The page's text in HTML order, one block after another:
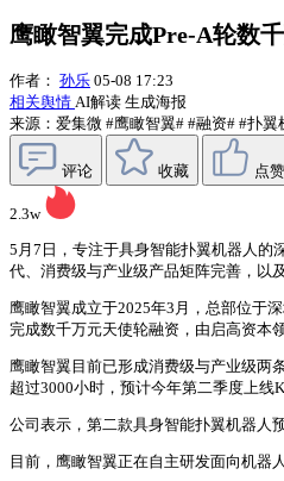
鹰瞰智翼完成Pre-A轮数
作者： 孙乐 05-08 17:23
相关舆情 AI解读 生成海报
来源：爱集微 #鹰瞰智翼# #融资# #扑翼
评论 收藏 点赞
2.3w
5月7日，专注于具身智能扑翼机器人的
代、消费级与产业级产品矩阵完善，以
鹰瞰智翼成立于2025年3月，总部位于
完成数千万元天使轮融资，由启高资本
鹰瞰智翼目前已形成消费级与产业级两
超过3000小时，预计今年第二季度上线
公司表示，第二款具身智能扑翼机器人
目前，鹰瞰智翼正在自主研发面向机器